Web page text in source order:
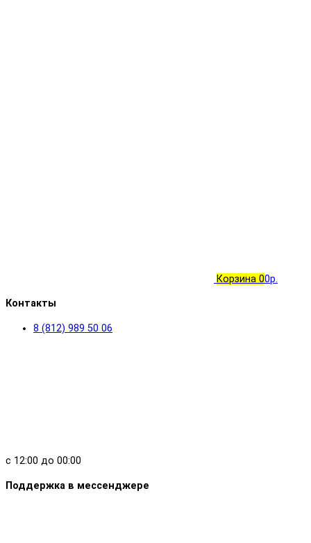
Корзина 00р.
Контакты
8 (812) 989 50 06
с 12:00 до 00:00
Поддержка в мессенджере